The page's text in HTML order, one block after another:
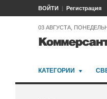
ВОЙТИ Регистрация
03 АВГУСТА,
КАТЕГОРИИ